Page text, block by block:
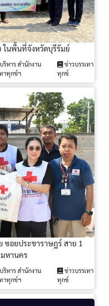
ในพื้นที่จังหวัดบุรีรัมย์
ริหาร สำนักงาน
าทุกข์ฯ
ข่าวบรรเทา
ทุกข์
อยประชาราษฎร์ สาย 1
หานคร
ริหาร สำนักงาน
าทุกข์ฯ
ข่าวบรรเทา
ทุกข์